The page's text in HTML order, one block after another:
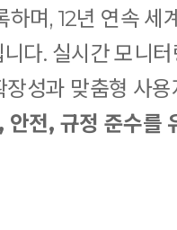
하며, 12년 연속
다. 실시간 모니
장성과 맞춤형 사
전, 규정 준수를